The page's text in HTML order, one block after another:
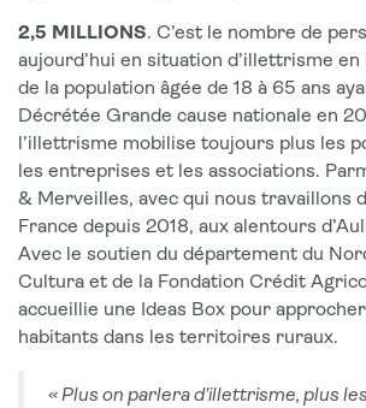
2,5 MILLIONS. C’est le nombre de
aujourd’hui en situation d’illettrisme en
de la population âgée de 18 à 65 ans
Décrétée Grande cause nationale en
l’illettrisme mobilise toujours plus les
les entreprises et les associations.
& Merveilles, avec qui nous travaillons
France depuis 2018, aux alentours
Avec le soutien du département du
Cultura et de la Fondation Crédit
accueillie une Ideas Box pour
habitants dans les territoires ruraux.
« Plus on parlera d’illettrisme, plus